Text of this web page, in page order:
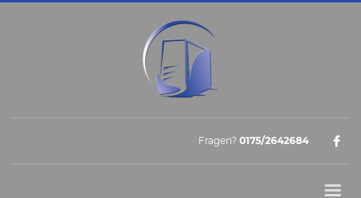
Fragen? 0175/2642684